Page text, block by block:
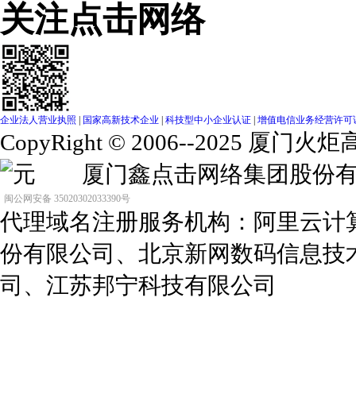
关注点击网络
企业法人营业执照 国家高新技术企业 科技型中小企业认证 增值电信业务经营许可
CopyRight © 2006--2025 厦门火
元 厦门鑫点击网络集团股
闽公网安备 35020302033390号
代理域名注册服务机构：阿里云
份有限公司、北京新网数码信息
司、江苏邦宁科技有限公司